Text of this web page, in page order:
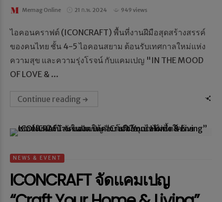
Memag Online 21 ก.พ. 2024 949 views
ไอคอนคราฟต์ (ICONCRAFT) พื้นที่งานฝีมือสุดสร้างสรรค์
ของคนไทย ชั้น 4-5 ไอคอนสยาม ต้อนรับเทศกาลใหม่แห่ง
ความสุข และความรุ่งโรจน์ กับแคมเปญ "IN THE MOOD
OF LOVE & ...
Continue reading
NEWS & EVENT
ICONCRAFT จัดแคมเปญ